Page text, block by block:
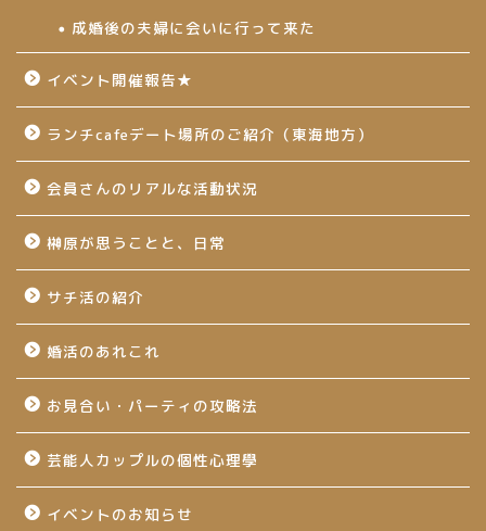
成婚後の夫婦に会いに行って来た
イベント開催報告★
ランチcafeデート場所のご紹介（東海地方）
会員さんのリアルな活動状況
榊原が思うことと、日常
サチ活の紹介
婚活のあれこれ
お見合い・パーティの攻略法
芸能人カップルの個性心理學
イベントのお知らせ